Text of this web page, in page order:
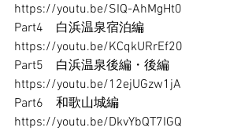
https://youtu.be/SIQ-AhMgHt0
Part4　白浜温泉宿泊編
https://youtu.be/KCqkURrEf20
Part5　白浜温泉後編・後編
https://youtu.be/12ejUGzw1jA
Part6　和歌山城編
https://youtu.be/DkvYbQT7IGQ